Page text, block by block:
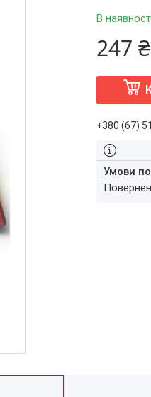
В
247 ₴
+380 (67)